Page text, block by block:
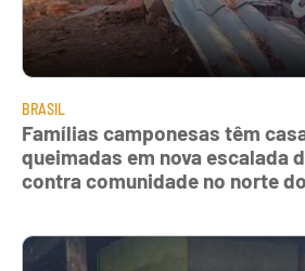
BRASIL
Famílias camponesas têm
queimadas em nova escalada
contra comunidade no norte